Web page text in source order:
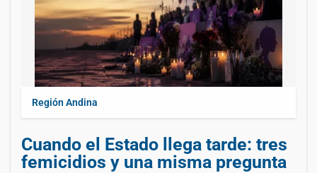
Región Andina
Cuando el Estado llega tarde: tres
femicidios y una misma pregunta